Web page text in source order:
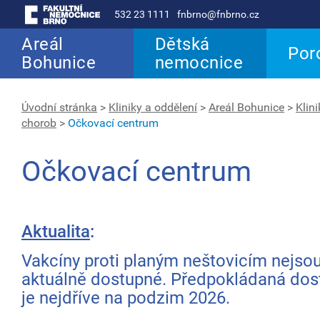
532 23 1111 fnbrno@fnbrno.cz
Areál
Bohunice
Dětská
nemocnice
Úvodní stránka > Kliniky a oddělení > Areál Bohunice >
chorob > Očkovací centrum
Očkovací centrum
Aktualita:
Vakcíny proti planým neštovicím
aktuálně dostupné. Předpokládaná
je nejdříve na podzim 2026.